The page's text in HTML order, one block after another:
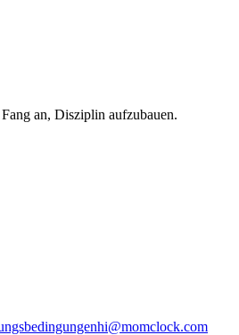
an, Disziplin aufzubauen.
hi@momclock.com